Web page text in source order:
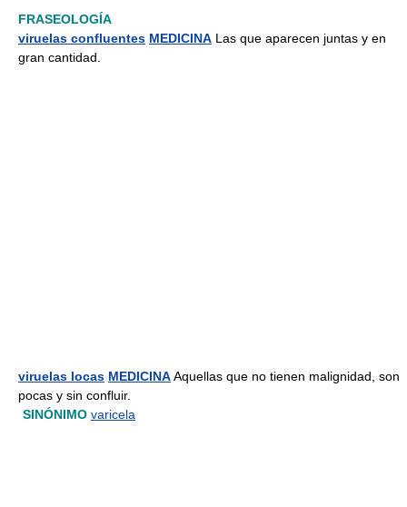
FRASEOLOGÍA
viruelas confluentes MEDICINA Las que aparecen juntas y en
gran cantidad.
viruelas locas MEDICINAAquellas que no tienen malignidad, son
pocas y sin confluir.
SINÓNIMO varicela